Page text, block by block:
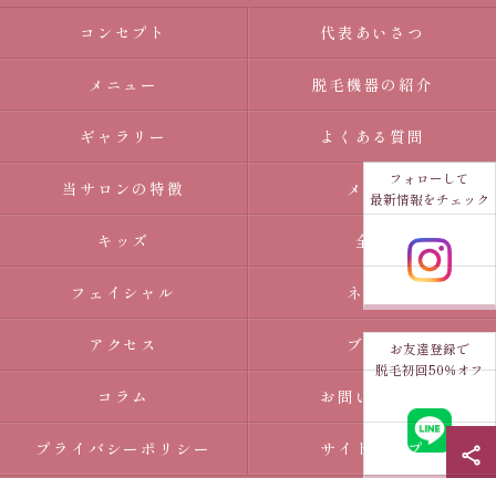
フォローして
最新情報をチェック
お友達登録で
脱毛初回50％オフ
コンセプト 代表あいさつ
メニュー 脱毛機器の紹介
ギャラリー よくある質問
当サロンの特徴 メンズ
キッズ 全身
フェイシャル ネイル
アクセス ブログ
コラム お問い合わせ
プライバシーポリシー サイトマップ